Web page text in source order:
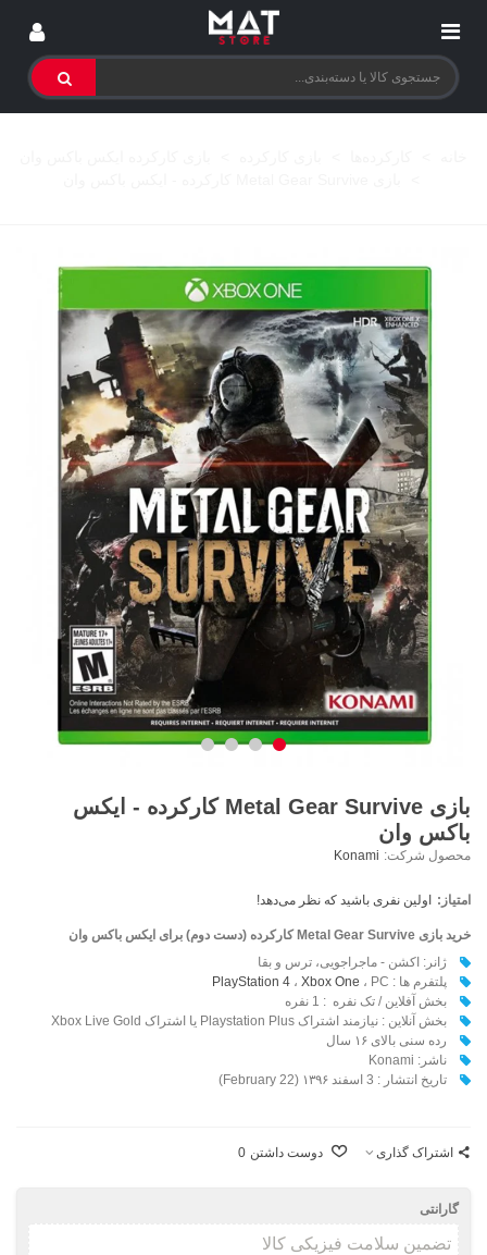
بازی Metal Gear Survive کارکرده - ایکس
باکس وان
محصول شرکت: Konami
امتیاز: اولین نفری باشید که نظر می‌دهد!
خرید بازی Metal Gear Survive کارکرده (دست دوم) برای ایکس باکس وان
ژانر: اکشن - ماجراجویی، ترس و بقا
پلتفرم ها :
PlayStation 4، Xbox One ، PC
بخش آفلاین / تک نفره : 1 نفره
بخش آنلاین : نیازمند اشتراک Playstation Plus یا اشتراک Xbox Live Gold
رده سنی بالای ۱۶ سال
ناشر: Konami
تاریخ انتشار : 3 اسفند ۱۳۹۶ (22 February)
اشتراک گذاری دوست داشتن 0
گارانتی